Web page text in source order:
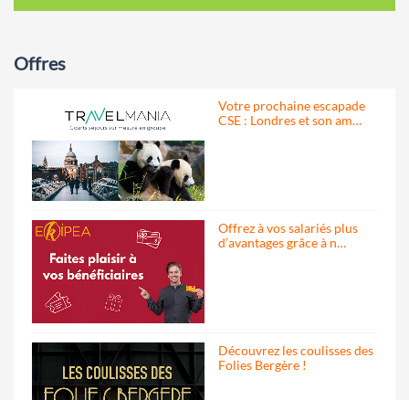
Offres
Votre prochaine escapade
CSE : Londres et son am…
Offrez à vos salariés plus
d’avantages grâce à n…
Découvrez les coulisses des
Folies Bergère !